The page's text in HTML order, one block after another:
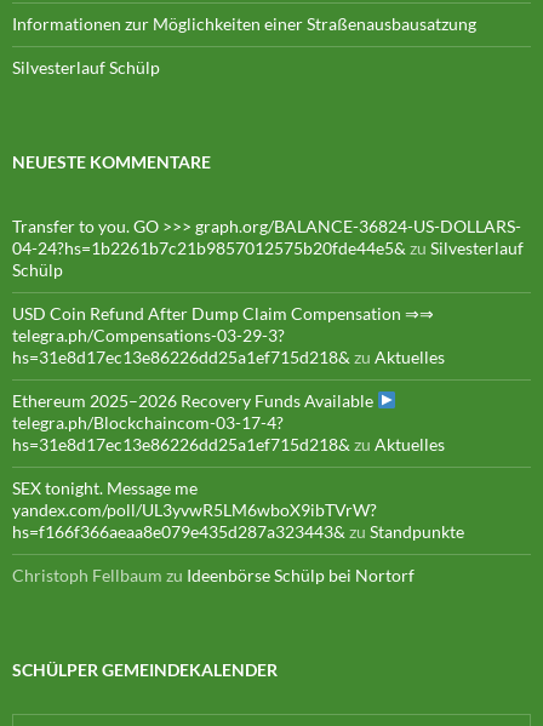
Informationen zur Möglichkeiten einer Straßenausbausatzung
Silvesterlauf Schülp
NEUESTE KOMMENTARE
Transfer to you. GO >>> graph.org/BALANCE-36824-US-DOLLARS-
04-24?hs=1b2261b7c21b9857012575b20fde44e5& zu Silvesterlauf
Schülp
USD Coin Refund After Dump Claim Compensation ⇒⇒
telegra.ph/Compensations-03-29-3?
hs=31e8d17ec13e86226dd25a1ef715d218& zu Aktuelles
Ethereum 2025–2026 Recovery Funds Available
telegra.ph/Blockchaincom-03-17-4?
hs=31e8d17ec13e86226dd25a1ef715d218& zu Aktuelles
SEX tonight. Message me
yandex.com/poll/UL3yvwR5LM6wboX9ibTVrW?
hs=f166f366aeaa8e079e435d287a323443& zu Standpunkte
Christoph Fellbaum zu Ideenbörse Schülp bei Nortorf
SCHÜLPER GEMEINDEKALENDER